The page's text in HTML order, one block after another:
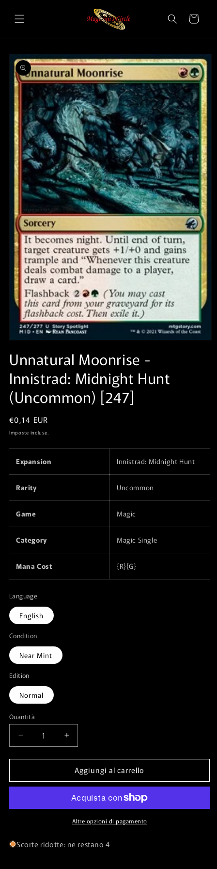
ai contenuti
Carrello
Passa alle
informazioni
sul prodotto
multimediali
1
in
finestra
Unnatural Moonrise⁣ -
Innistrad: Midnight Hunt⁣
(Uncommon)⁣ [247]
Prezzo
di
€0,14 EUR
Imposte incluse.
Expansion Innistrad: Midnight Hunt
Rarity Uncommon
Game Magic
Category Magic Single
Mana Cost {R}{G}
Language
English
Condition
Near Mint
Edition
Normal
Quantità
Quantità
Diminuisci
quantità
per
Moonrise⁣
Midnight
[247]
Aumenta
quantità
per
Unnatural
Moonrise⁣
Innistrad:
Midnight
Hunt⁣
[247]
Aggiungi al carrello
Altre opzioni di pagamento
Scorte ridotte: ne restano 4